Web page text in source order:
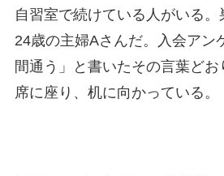
自習室で続けている人がいる。
24歳の主婦Aさんだ。入会アン
間通う」と書いたその言葉どお
席に座り、机に向かっている。